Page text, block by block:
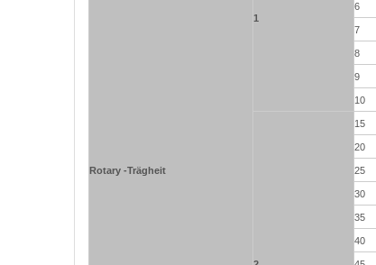
Rotary -Trägheit
1
6
7
8
9
10
15
20
25
30
35
40